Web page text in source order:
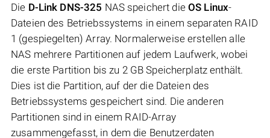
Die D-Link DNS-325 NAS speichert die OS Linux-
Dateien des Betriebssystems in einem separaten RAID
1 (gespiegelten) Array. Normalerweise erstellen alle
NAS mehrere Partitionen auf jedem Laufwerk, wobei
die erste Partition bis zu 2 GB Speicherplatz enthält.
Dies ist die Partition, auf der die Dateien des
Betriebssystems gespeichert sind. Die anderen
Partitionen sind in einem RAID-Array
zusammengefasst, in dem die Benutzerdaten